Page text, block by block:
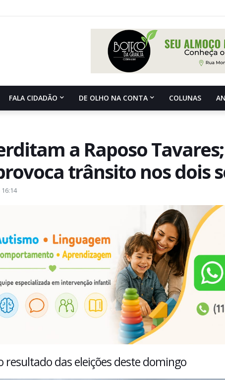
FALA CIDADÃO DE OLHO NA CONTA COLUNAS
a Raposo Tavares;
trânsito nos dois
das eleições deste domingo